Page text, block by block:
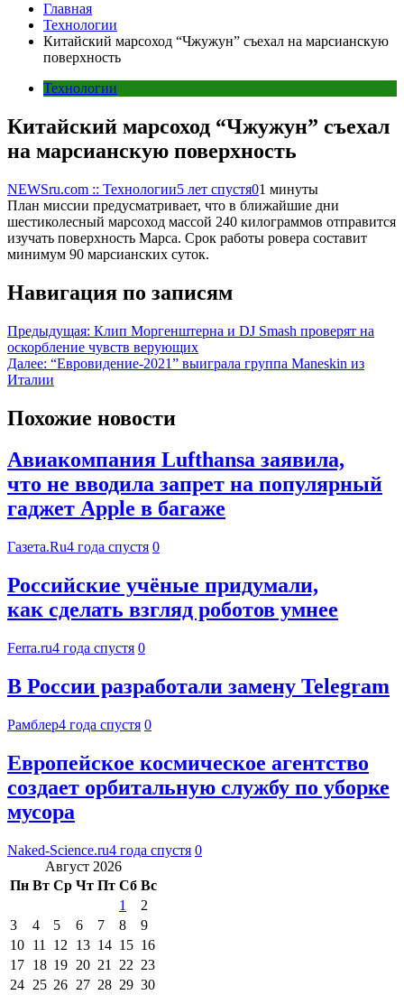
Главная
Технологии
Китайский марсоход “Чжужун” съехал на марсианскую
поверхность
Технологии
Китайский марсоход “Чжужун” съехал
на марсианскую поверхность
NEWSru.com :: Технологии5 лет спустя01 минуты
План миссии предусматривает, что в ближайшие дни
шестиколесный марсоход массой 240 килограммов отправится
изучать поверхность Марса. Срок работы ровера составит
минимум 90 марсианских суток.
Навигация по записям
Предыдущая: Клип Моргенштерна и DJ Smash проверят на
оскорбление чувств верующих
Далее: “Евровидение-2021” выиграла группа Maneskin из
Италии
Похожие новости
Авиакомпания Lufthansa заявила,
что не вводила запрет на популярный
гаджет Apple в багаже
Газета.Ru4 года спустя 0
Российские учёные придумали,
как сделать взгляд роботов умнее
Ferra.ru4 года спустя 0
В России разработали замену Telegram
Рамблер4 года спустя 0
Европейское космическое агентство
создает орбитальную службу по уборке
мусора
Naked-Science.ru4 года спустя 0
Август 2026
Пн Вт Ср Чт Пт Сб Вс
1
2
3
4 5 6 7 8
9
10 11 12 13 14 15 16
17 18 19 20 21 22 23
24 25 26 27 28 29 30